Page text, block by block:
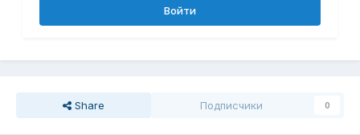
Войти
Share Подписчики 0